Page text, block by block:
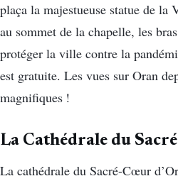
plaça la majestueuse statue de la
au sommet de la chapelle, les
protéger la ville contre la
est gratuite. Les vues sur Oran
magnifiques !
La Cathédrale du
La cathédrale du Sacré-Cœur